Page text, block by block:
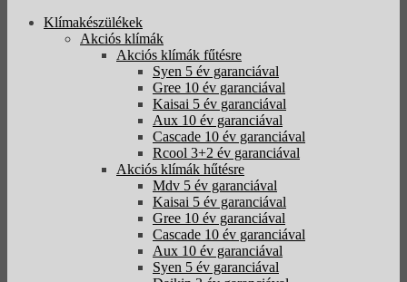
Klímakészülékek
Akciós klímák
Akciós klímák fűtésre
Syen 5 év garanciával
Gree 10 év garanciával
Kaisai 5 év garanciával
Aux 10 év garanciával
Cascade 10 év garanciával
Rcool 3+2 év garanciával
Akciós klímák hűtésre
Mdv 5 év garanciával
Kaisai 5 év garanciával
Gree 10 év garanciával
Cascade 10 év garanciával
Aux 10 év garanciával
Syen 5 év garanciával